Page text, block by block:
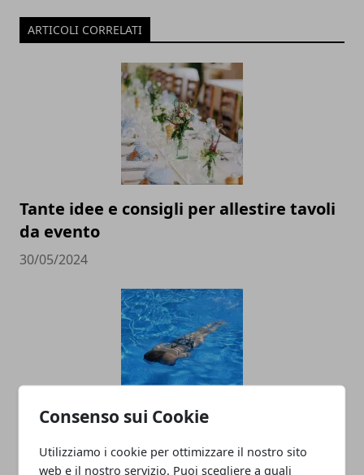
Consenso sui Cookie
Utilizziamo i cookie per ottimizzare il nostro sito
web e il nostro servizio. Puoi scegliere a quali
ARTICOLI CORRELATI
Tante idee e consigli per allestire tavoli
da evento
30/05/2024
strumenti da utilizzare